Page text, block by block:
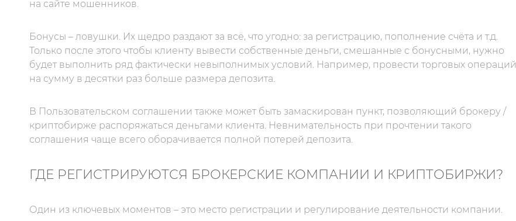
на сайте мошенников.
Бонусы – ловушки. Их щедро раздают за всё, что угодно: за регистрацию, пополнение счёта и т.д.
Только после этого чтобы клиенту вывести собственные деньги, смешанные с бонусными, нужно
будет выполнить ряд фактически невыполнимых условий. Например, провести торговых операций
на сумму в десятки раз больше размера депозита.
В Пользовательском соглашении также может быть замаскирован пункт, позволяющий брокеру /
криптобирже распоряжаться деньгами клиента. Невнимательность при прочтении такого
соглашения чаще всего оборачивается полной потерей депозита.
ГДЕ РЕГИСТРИРУЮТСЯ БРОКЕРСКИЕ КОМПАНИИ И КРИПТОБИРЖИ?
Один из ключевых моментов – это место регистрации и регулирование деятельности компании.